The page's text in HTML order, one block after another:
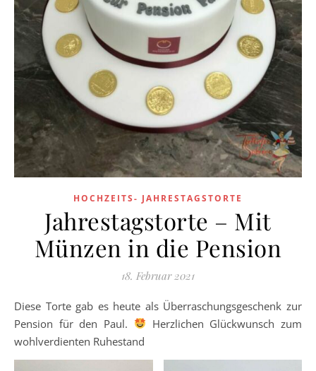
HOCHZEITS- JAHRESTAGSTORTE
Jahrestagstorte – Mit
Münzen in die Pension
18. Februar 2021
Diese Torte gab es heute als Überraschungsgeschenk zur
Pension für den Paul.
Herzlichen Glückwunsch zum
wohlverdienten Ruhestand